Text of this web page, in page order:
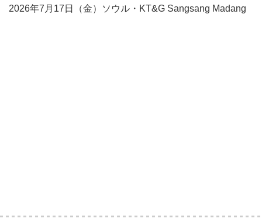
2026年7月17日（金）ソウル・KT&G Sangsang Madang